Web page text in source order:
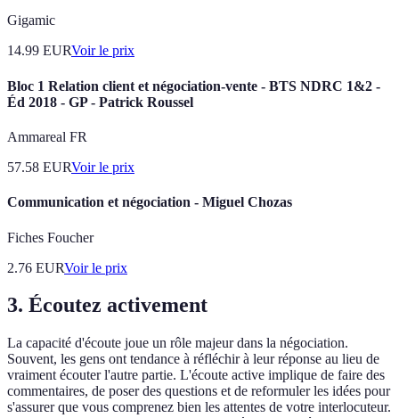
Gigamic
14.99 EURVoir le prix
Bloc 1 Relation client et négociation-vente - BTS NDRC 1&2 -
Éd 2018 - GP - Patrick Roussel
Ammareal FR
57.58 EURVoir le prix
Communication et négociation - Miguel Chozas
Fiches Foucher
2.76 EURVoir le prix
3. Écoutez activement
La capacité d'écoute joue un rôle majeur dans la négociation.
Souvent, les gens ont tendance à réfléchir à leur réponse au lieu de
vraiment écouter l'autre partie. L'écoute active implique de faire des
commentaires, de poser des questions et de reformuler les idées pour
s'assurer que vous comprenez bien les attentes de votre interlocuteur.